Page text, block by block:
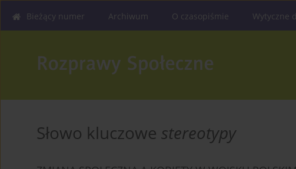
Bieżący numer Archiwum O czasopiśmie Wytyczne
Słowo kluczowe stereotypy